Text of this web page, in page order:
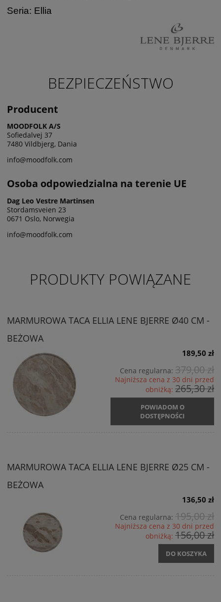
Seria: Ellia
BEZPIECZEŃSTWO
Producent
MOODFOLK A/S
Sofiedalvej 37
7480 Vildbjerg, Dania
info@moodfolk.com
Osoba odpowiedzialna na terenie UE
Dag Leo Vestre Martinsen
Stordamsveien 23
0671 Oslo, Norwegia
info@moodfolk.com
PRODUKTY POWIĄZANE
MARMUROWA TACA ELLIA LENE BJERRE Ø40 CM -
BEŻOWA
189,50 zł
Cena regularna: 379,00 zł
Najniższa cena z 30 dni przed
obniżką: 265,30 zł
POWIADOM O
DOSTĘPNOŚCI
MARMUROWA TACA ELLIA LENE BJERRE Ø25 CM -
BEŻOWA
136,50 zł
Cena regularna: 195,00 zł
Najniższa cena z 30 dni przed
obniżką: 156,00 zł
DO KOSZYKA